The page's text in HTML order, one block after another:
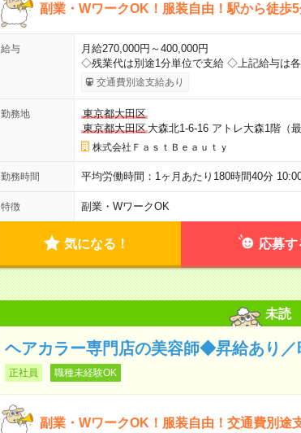
副業・WワークOK！服装自由！駅から徒歩
給与
月給270,000円～400,000円
◇残業代は別途1分単位で支給 ◇上記給与は
交通費別途支給あり
勤務地
東京都大田区
東京都大田区大森北1-6-16 アトレ大森1階（
株式会社ＦａｓｔＢｅａｕｔｙ
勤務時間 平均労働時間：1ヶ月あたり180時間40分
特徴 副業・WワークOK
気になる！ 応募す
未読
ヘアカラー専門店の美容師◆昇給あり／
正社員 職種未経験OK
副業・WワークOK！服装自由！交通費別途